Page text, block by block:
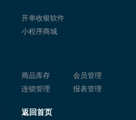
开单收银软件
小程序商城
商品库存
会员管理
连锁管理 报表管理
返回首页